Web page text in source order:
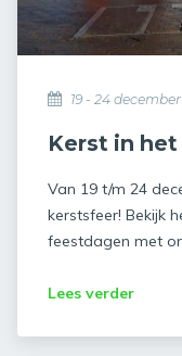
19 - 24
Kerst in het
Van 19 t/m 24
kerstsfeer! Bekijk
feestdagen met
Lees verder